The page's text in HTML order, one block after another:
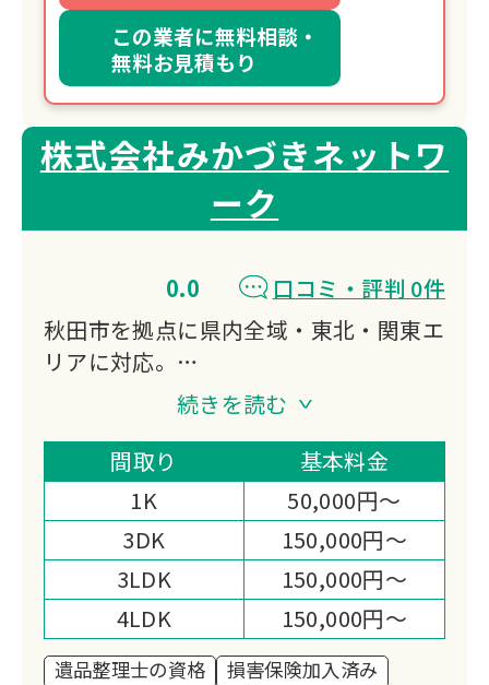
この業者に無料相談・
無料お見積もり
株式会社みかづきネットワ
ーク
0.0
口コミ・評判 0件
秋田市を拠点に県内全域・東北・関東エ
リアに対応。
遺品整理・生前整理・特殊清掃・空き家
解体・仏壇供養など、お部屋のお片付け
から清掃・解体まで一貫対応。
ラジオ番組で遺品整理の情報発信を行
い、地域に密着したサービスを提供して
います。
続きを読む
間取り
基本料金
1K
50,000円～
3DK
150,000円～
3LDK
150,000円～
4LDK
150,000円～
遺品整理士の資格
損害保険加入済み